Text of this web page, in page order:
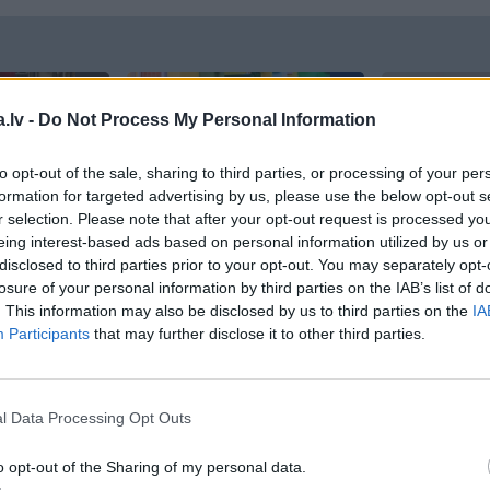
- Do Not Process My Personal Information
opt-out of the sale, sharing to third parties, or processing of your
for targeted advertising by us, please use the below opt-out
selection. Please note that after your opt-out request is processed
interest-based ads based on personal information utilized by us
to third parties prior to your opt-out. You may separately
of your personal information by third parties on the IAB’s list of
This information may also be disclosed by us to third parties on the
Participants that may further disclose it to other third parties.
Data Processing Opt Outs
opt-out of the Sharing of my personal data.
spēles
iepazīsti
REKLĀMRAKSTS
Matu otrais cēliens
DEKO
Cik
– kāpēc?